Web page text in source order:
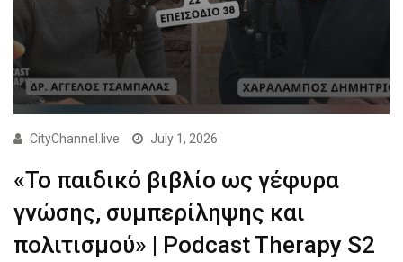
CityChannel.live July 1, 2026
«Το παιδικό βιβλίο ως γέφυρα
γνώσης, συμπερίληψης και
πολιτισμού» | Podcast Therapy S2